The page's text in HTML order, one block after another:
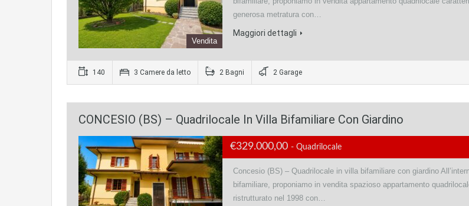
Vendita
generosa metratura con…
Maggiori dettagli
140 3 Camere da letto 2 Bagni 2 Garage
CONCESIO (BS) – Quadrilocale In Villa Bifamiliare Con Giardino
€329.000,00 - Quadrilocale
Concesio (BS) – Quadrilocale in villa bifamiliare con giardino
bifamiliare, proponiamo in vendita spazioso appartamento
ristrutturato nel 1998 con…